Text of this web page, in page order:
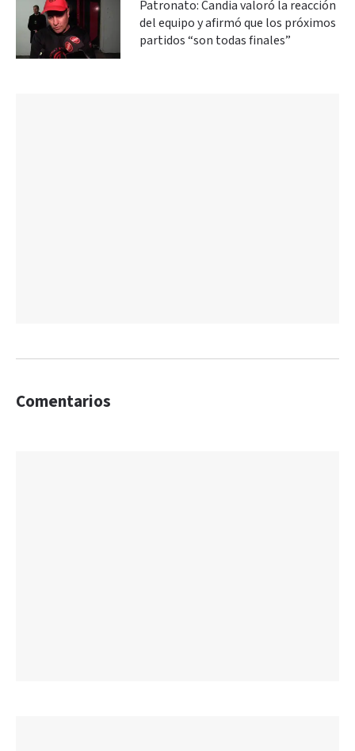
Patronato: Candia valoró la reacción
del equipo y afirmó que los próximos
partidos “son todas finales”
Comentarios